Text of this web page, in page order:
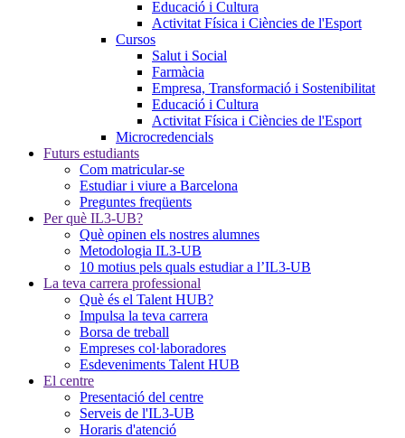
Educació i Cultura
Activitat Física i Ciències de l'Esport
Cursos
Salut i Social
Farmàcia
Empresa, Transformació i Sostenibilitat
Educació i Cultura
Activitat Física i Ciències de l'Esport
Microcredencials
Futurs estudiants
Com matricular-se
Estudiar i viure a Barcelona
Preguntes freqüents
Per què IL3-UB?
Què opinen els nostres alumnes
Metodologia IL3-UB
10 motius pels quals estudiar a l’IL3-UB
La teva carrera professional
Què és el Talent HUB?
Impulsa la teva carrera
Borsa de treball
Empreses col·laboradores
Esdeveniments Talent HUB
El centre
Presentació del centre
Serveis de l'IL3-UB
Horaris d'atenció